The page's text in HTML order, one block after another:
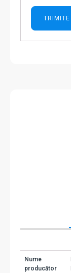
Nume
producător